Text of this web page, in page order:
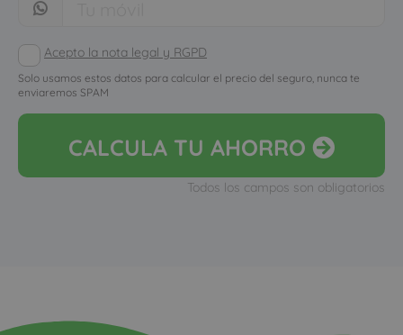
Acepto la nota legal y RGPD
Solo usamos estos datos para calcular el precio del seguro, nunca te
enviaremos SPAM
CALCULA TU AHORRO
Todos los campos son obligatorios